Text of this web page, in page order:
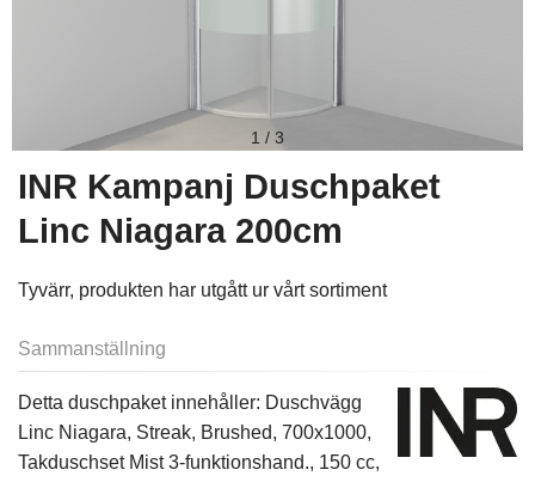
1 / 3
INR Kampanj Duschpaket
Linc Niagara 200cm
Tyvärr, produkten har utgått ur vårt sortiment
Sammanställning
Detta duschpaket innehåller: Duschvägg
Linc Niagara, Streak, Brushed, 700x1000,
Takduschset Mist 3-funktionshand., 150 cc,